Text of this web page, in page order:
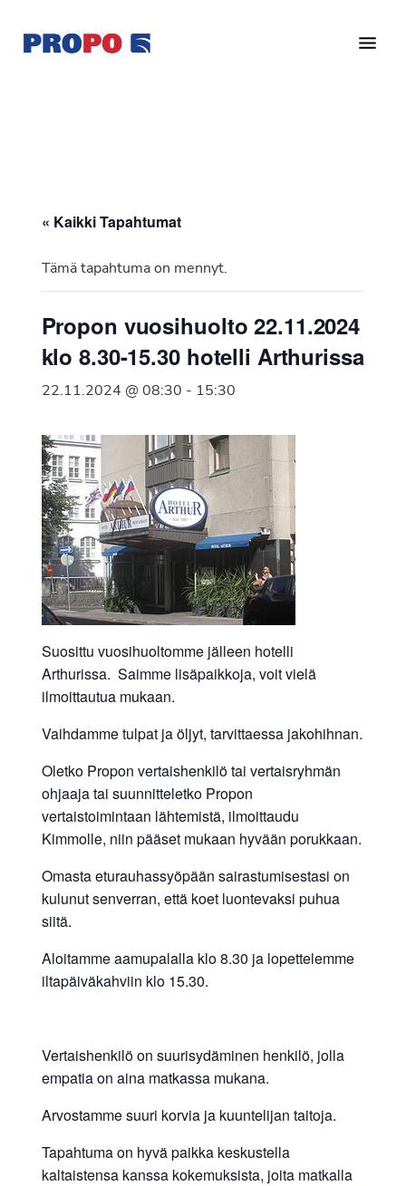
pääsisältöön
alatunnisteeseen
Ry
vuonna
Suomen
jäsenjärjestö.
« Kaikki Tapahtumat
Tämä tapahtuma on mennyt.
Propon vuosihuolto 22.11.2024
klo 8.30-15.30 hotelli Arthurissa
22.11.2024 @ 08:30 - 15:30
Suosittu vuosihuoltomme jälleen hotelli
Arthurissa. Saimme lisäpaikkoja, voit vielä
ilmoittautua mukaan.
Vaihdamme tulpat ja öljyt, tarvittaessa jakohihnan.
Oletko Propon vertaishenkilö tai vertaisryhmän
ohjaaja tai suunnitteletko Propon
vertaistoimintaan lähtemistä, ilmoittaudu
Kimmolle, niin pääset mukaan hyvään porukkaan.
Omasta eturauhassyöpään sairastumisestasi on
kulunut senverran, että koet luontevaksi puhua
siitä.
Aloitamme aamupalalla klo 8.30 ja lopettelemme
iltapäiväkahviin klo 15.30.
Vertaishenkilö on suurisydäminen henkilö, jolla
empatia on aina matkassa mukana.
Arvostamme suuri korvia ja kuuntelijan taitoja.
Tapahtuma on hyvä paikka keskustella
kaltaistensa kanssa kokemuksista, joita matkalla